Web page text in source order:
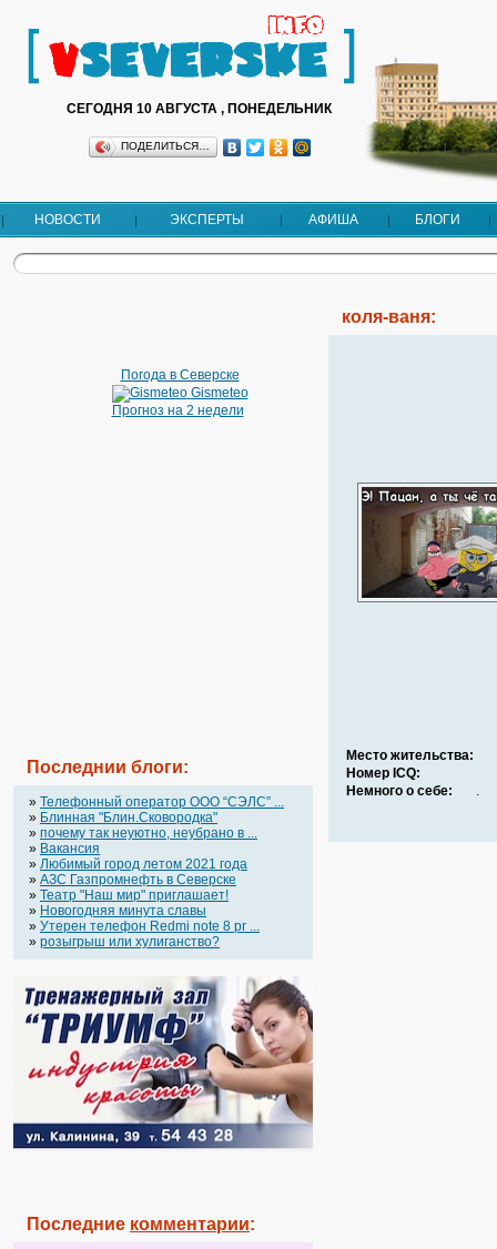
СЕГОДНЯ 10 АВГУСТА , ПОНЕДЕЛЬНИК
ПОДЕЛИТЬСЯ…
НОВОСТИ ЭКСПЕРТЫ АФИША БЛОГИ
Погода в Северске
Gismeteo
Прогноз на 2 недели
Последнии блоги:
» Телефонный оператор OOO “СЭЛС” ...
» Блинная "Блин.Сковородка"
» почему так неуютно, неубрано в ...
» Вакансия
» Любимый город летом 2021 года
» АЗС Газпромнефть в Северске
» Театр "Наш мир" приглашает!
» Новогодняя минута славы
» Утерен телефон Redmi note 8 pr ...
» розыгрыш или хулиганство?
Последние комментарии:
коля-ваня:
Место жительства:
Номер ICQ:
Немного о себе:
.